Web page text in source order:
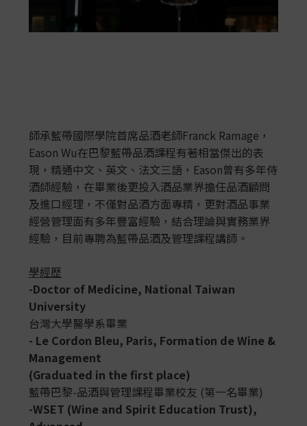
師承藍帶國際學院首席品酒老師Franck Ramage，
Eason Wu在巴黎藍帶品酒課程有著相當傑出的表
現，精通中文、英文、法文三語，Eason曾有多年侍
酒師經驗，在畢業後更投入酒品業界擔任品酒顧問
及進口經理，不僅對品酒方面專精，更對酒品事業
經營管理面有多年豐富經驗，結合理論與實務業界
經驗，目前專聘為藍帶品酒及管理課程講師。
學經歷
-Doctor of Medicine, National Taiwan
University
台灣大學醫學系畢業
- Le Cordon Bleu, Paris, Formation de Wine &
Management
(Graduated in the first place)
藍帶巴黎-品酒與管理課程畢業校友 (第一名畢業)
-WSET (Wine and Spirit Education Trust),